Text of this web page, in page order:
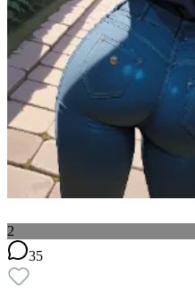
2
35